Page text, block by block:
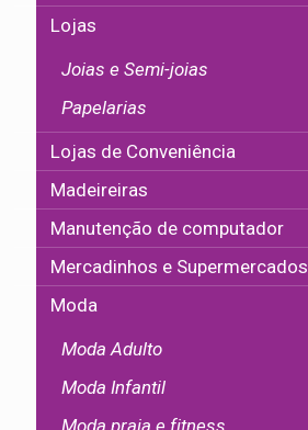
Lojas
Joias e Semi-joias
Papelarias
Lojas de Conveniência
Madeireiras
Manutenção de computador
Mercadinhos e Supermercados
Moda
Moda Adulto
Moda Infantil